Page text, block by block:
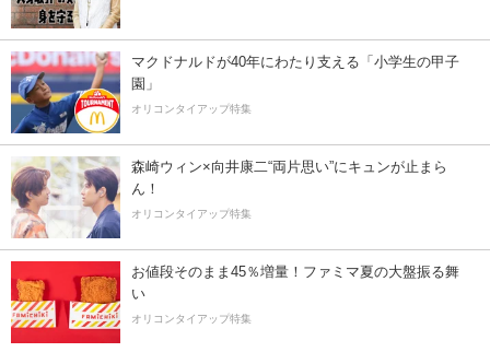
マクドナルドが40年にわたり支える「小学生の甲子
園」
オリコンタイアップ特集
森崎ウィン×向井康二“両片思い”にキュンが止まら
ん！
オリコンタイアップ特集
お値段そのまま45％増量！ファミマ夏の大盤振る舞
い
オリコンタイアップ特集